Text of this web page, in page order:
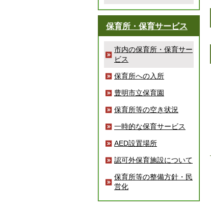
保育所・保育サービス
市内の保育所・保育サー
ビス
保育所への入所
豊明市立保育園
保育所等の空き状況
一時的な保育サービス
AED設置場所
認可外保育施設について
保育所等の整備方針・民
営化